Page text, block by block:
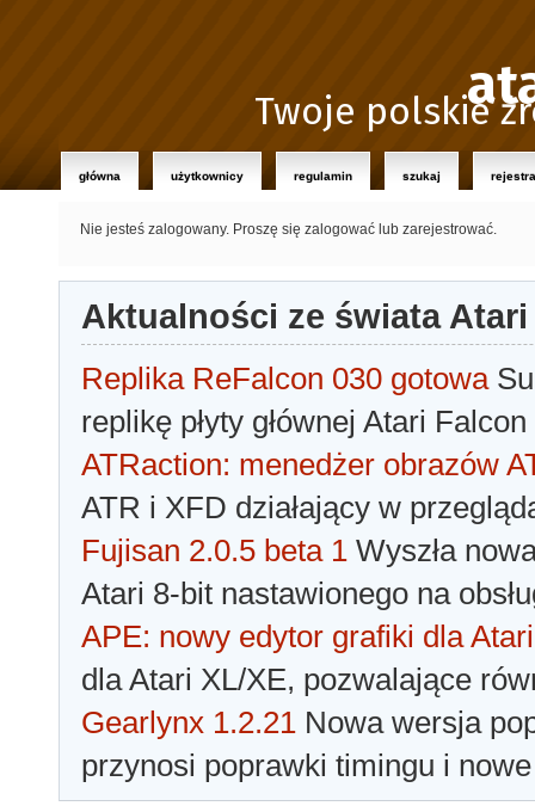
Twoje polskie
główna użytkownicy regulamin szukaj
Nie jesteś zalogowany. Proszę się zalogować lub zarejestrować.
Aktualności ze świata Atari
Replika ReFalcon 030 gotowa
replikę płyty głównej Atari
ATRaction: menedżer obrazów
ATR i XFD działający w
Fujisan 2.0.5 beta 1 Wyszła
Atari 8-bit nastawionego na
APE: nowy edytor grafiki dla Atari
dla Atari XL/XE, pozwalające
Gearlynx 1.2.21 Nowa wersja
przynosi poprawki timingu i